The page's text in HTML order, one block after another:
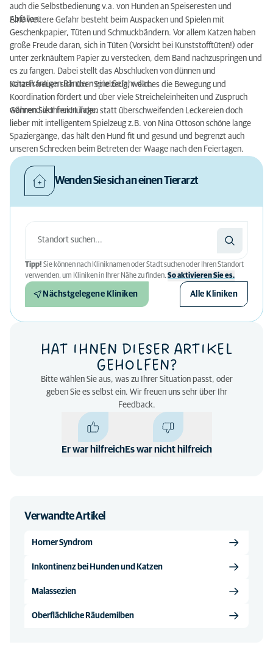
auch die Selbstbedienung v.a. von Hunden an Speiseresten und
Abfällen.
Eine weitere Gefahr besteht beim Auspacken und Spielen mit
Geschenkpapier, Tüten und Schmuckbändern. Vor allem Katzen haben
große Freude daran, sich in Tüten (Vorsicht bei Kunststofftüten!) oder
unter zerknäultem Papier zu verstecken, dem Band nachzuspringen und
es zu fangen. Dabei stellt das Abschlucken von dünnen und
scharfkantigen Bändern eine Gefahr dar.
Katzen freuen sich über Spielzeug, welches die Bewegung und
Koordination fördert und über viele Streicheleinheiten und Zuspruch
während der freien Tage.
Gönnen Sie Ihren Hunden statt überschweifenden Leckereien doch
lieber mit intelligentem Spielzeug z.B. von Nina Ottoson schöne lange
Spaziergänge, das hält den Hund fit und gesund und begrenzt auch
unseren Schrecken beim Betreten der Waage nach den Feiertagen.
Wenden Sie sich an einen Tierarzt
Tipp! Sie können nach Kliniknamen oder Stadt suchen oder Ihren Standort
verwenden, um Kliniken in Ihrer Nähe zu finden. So aktivieren Sie es.
Nächstgelegene Kliniken Alle Kliniken
HAT IHNEN DIESER ARTIKEL
GEHOLFEN?
Bitte wählen Sie aus, was zu Ihrer Situation passt, oder
geben Sie es selbst ein. Wir freuen uns sehr über Ihr
Feedback.
Er war hilfreichEs war nicht hilfreich
Verwandte Artikel
Horner Syndrom
Inkontinenz bei Hunden und Katzen
Malassezien
Oberflächliche Räudemilben